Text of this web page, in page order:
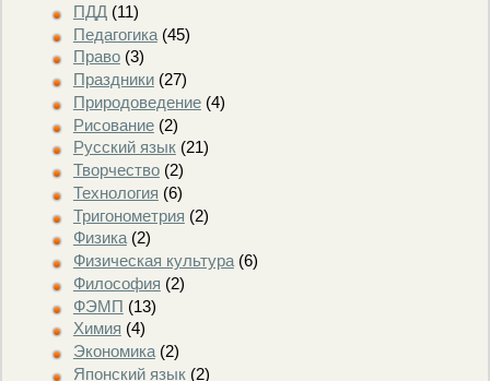
ПДД (11)
Педагогика(45)
Право(3)
Праздники(27)
Природоведение(4)
Рисование(2)
Русский язык(21)
Творчество(2)
Технология (6)
Тригонометрия (2)
Физика(2)
Физическая культура(6)
Философия (2)
ФЭМП (13)
Химия (4)
Экономика(2)
Японский язык(2)